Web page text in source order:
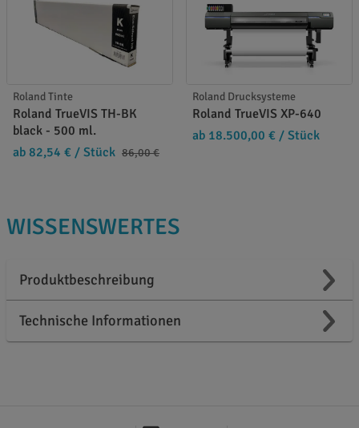
Roland Tinte
Roland TrueVIS TH-BK
black - 500 ml.
ab 82,54 € / Stück 86,00 €
Roland Drucksysteme
Roland TrueVIS XP-640
ab 18.500,00 € / Stück
WISSENSWERTES
Produktbeschreibung
Technische Informationen